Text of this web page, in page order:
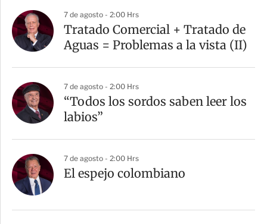
a
r
t
7 de agosto - 2:00 Hrs
Tratado Comercial + Tratado de
Aguas = Problemas a la vista (II)
7 de agosto - 2:00 Hrs
“Todos los sordos saben leer los
labios”
7 de agosto - 2:00 Hrs
El espejo colombiano